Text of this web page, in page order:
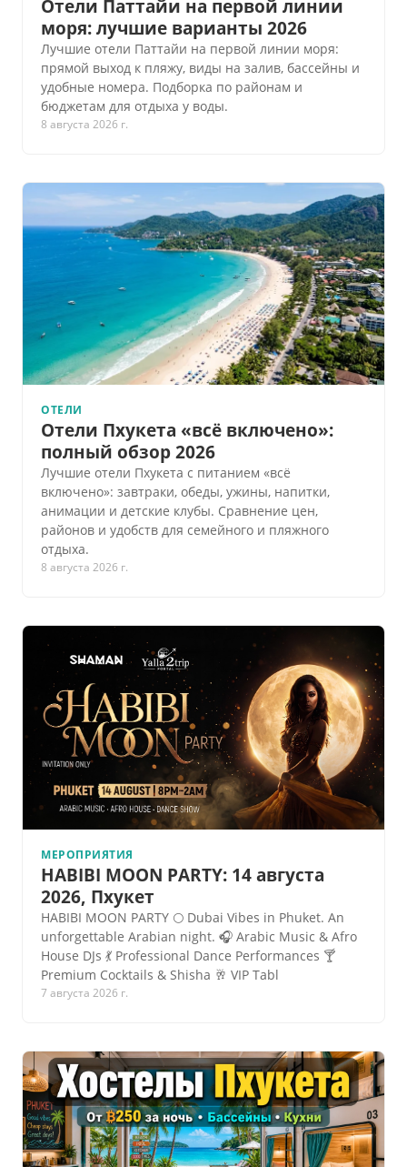
Отели Паттайи на первой линии
моря: лучшие варианты 2026
Лучшие отели Паттайи на первой линии моря:
прямой выход к пляжу, виды на залив, бассейны и
удобные номера. Подборка по районам и
бюджетам для отдыха у воды.
8 августа 2026 г.
ОТЕЛИ
Отели Пхукета «всё включено»:
полный обзор 2026
Лучшие отели Пхукета с питанием «всё
включено»: завтраки, обеды, ужины, напитки,
анимации и детские клубы. Сравнение цен,
районов и удобств для семейного и пляжного
отдыха.
8 августа 2026 г.
МЕРОПРИЯТИЯ
HABIBI MOON PARTY: 14 августа
2026, Пхукет
HABIBI MOON PARTY 🌕 Dubai Vibes in Phuket. An
unforgettable Arabian night. 🎧 Arabic Music & Afro
House DJs 💃 Professional Dance Performances 🍸
Premium Cocktails & Shisha 🥂 VIP Tabl
7 августа 2026 г.